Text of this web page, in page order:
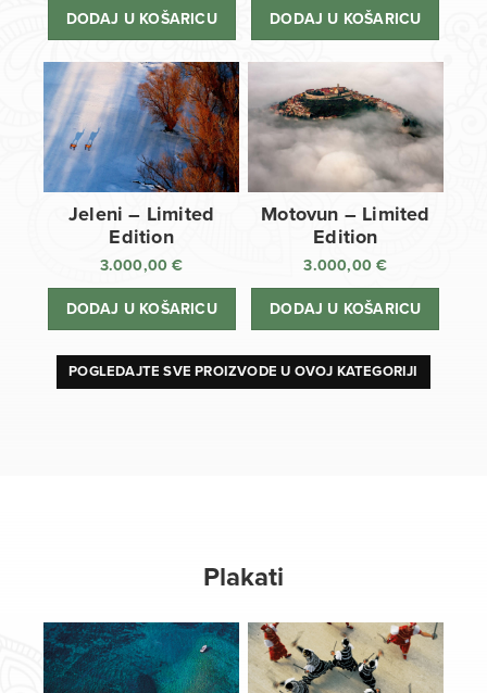
DODAJ U KOŠARICU DODAJ U KOŠARICU
Jeleni – Limited
Edition
3.000,00€
DODAJ U KOŠARICU
Motovun – Limited
Edition
3.000,00€
DODAJ U KOŠARICU
POGLEDAJTE SVE PROIZVODE U OVOJ KATEGORIJI
Plakati